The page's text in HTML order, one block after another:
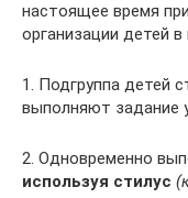
настоящее время
организации детей
1. Подгруппа детей
выполняют задание
2. Одновременно
используя стилус